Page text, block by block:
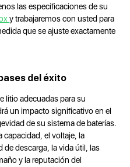
las especificaciones de su
y trabajaremos con usted para
que se ajuste exactamente
del éxito
litio adecuadas para su
un impacto significativo en el
de su sistema de baterías.
capacidad, el voltaje, la
descarga, la vida útil, las
y la reputación del